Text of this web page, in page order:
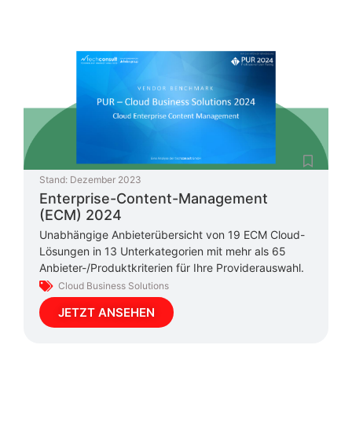
Stand: Dezember 2023
Enterprise-Content-Management
(ECM) 2024
Unabhängige Anbieterübersicht von 19 ECM Cloud-
Lösungen in 13 Unterkategorien mit mehr als 65
Anbieter-/Produktkriterien für Ihre Providerauswahl.
Cloud Business Solutions
JETZT ANSEHEN